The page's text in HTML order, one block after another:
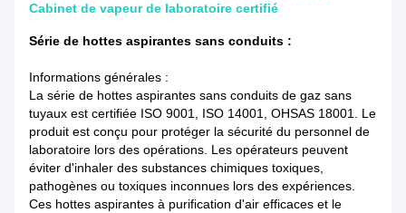
Cabinet de vapeur de laboratoire certifié
Série de hottes aspirantes sans conduits :
Informations générales :
La série de hottes aspirantes sans conduits de gaz sans
tuyaux est certifiée ISO 9001, ISO 14001, OHSAS 18001. Le
produit est conçu pour protéger la sécurité du personnel de
laboratoire lors des opérations. Les opérateurs peuvent
éviter d'inhaler des substances chimiques toxiques,
pathogènes ou toxiques inconnues lors des expériences.
Ces hottes aspirantes à purification d'air efficaces et le